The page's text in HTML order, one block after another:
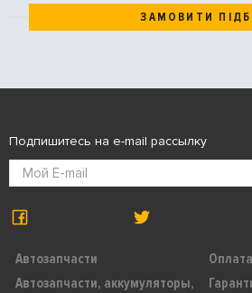
ЗАМОВИТИ
Автозапчасти
Автозапчасти, аккумуляторы,
Подпишитесь на e-mail рассылку